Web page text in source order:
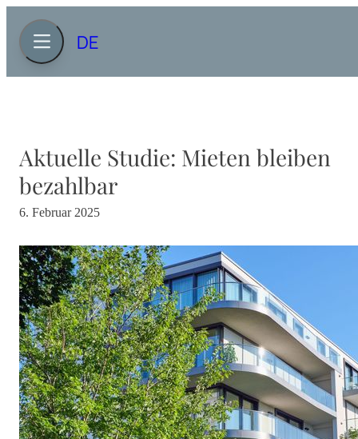
DE
Aktuelle Studie: Mieten bleiben
bezahlbar
6. Februar 2025